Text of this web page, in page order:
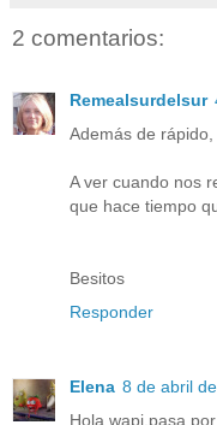
2 comentarios:
Remealsurdelsur
Además de rápido,
A ver cuando nos
que hace tiempo
Besitos
Responder
Elena 8 de abril
Hola wapi,pasa